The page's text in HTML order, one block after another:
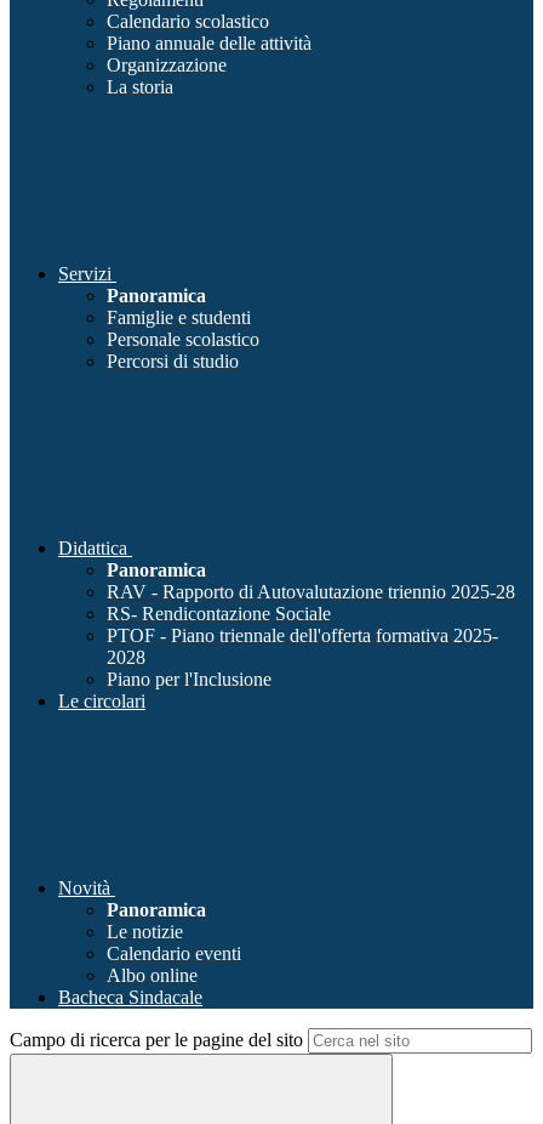
Calendario scolastico
Piano annuale delle attività
Organizzazione
La storia
Servizi
Panoramica
Famiglie e studenti
Personale scolastico
Percorsi di studio
Didattica
Panoramica
RAV - Rapporto di Autovalutazione triennio 2025-28
RS- Rendicontazione Sociale
PTOF - Piano triennale dell'offerta formativa 2025-
2028
Piano per l'Inclusione
Le circolari
Novità
Panoramica
Le notizie
Calendario eventi
Albo online
Bacheca Sindacale
Campo di ricerca per le pagine del sito